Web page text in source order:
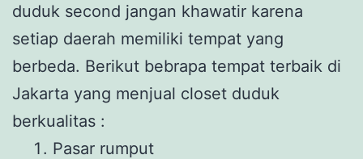
duduk second jangan khawatir karena
setiap daerah memiliki tempat yang
berbeda. Berikut bebrapa tempat terbaik di
Jakarta yang menjual closet duduk
berkualitas :
Pasar rumput